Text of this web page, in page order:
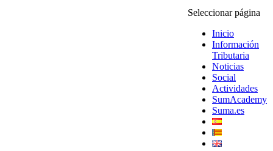
Seleccionar página
Inicio
Información
Tributaria
Noticias
Social
Actividades
SumAcademy
Suma.es